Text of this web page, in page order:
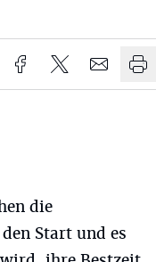
die
Start und es